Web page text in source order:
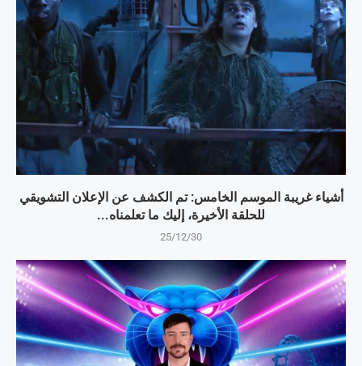
أشياء غريبة الموسم الخامس: تم الكشف عن الإعلان التشويقي
للحلقة الأخيرة، إليك ما تعلمناه...
25/12/30